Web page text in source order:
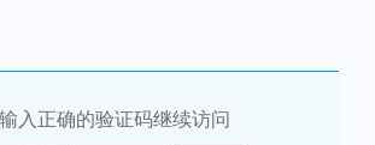
入正确的验证码继续访问